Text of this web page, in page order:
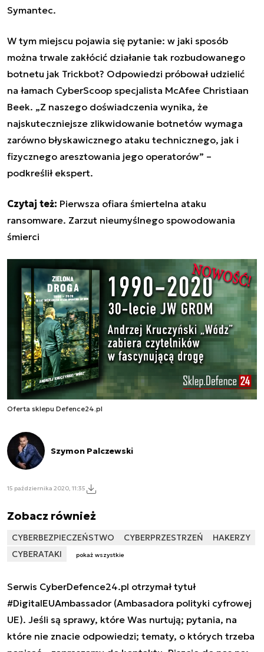
Symantec.
W tym miejscu pojawia się pytanie: w jaki sposób
można trwale zakłócić działanie tak rozbudowanego
botnetu jak Trickbot? Odpowiedzi próbował udzielić
na łamach CyberScoop specjalista McAfee Christiaan
Beek. „Z naszego doświadczenia wynika, że ​​
najskuteczniejsze zlikwidowanie botnetów wymaga
zarówno błyskawicznego ataku technicznego, jak i
fizycznego aresztowania jego operatorów” –
podkreślił ekspert.
Czytaj też: Pierwsza ofiara śmiertelna ataku
ransomware. Zarzut nieumyślnego spowodowania
śmierci
Oferta sklepu Defence24.pl
Szymon Palczewski
15 października 2020, 11:35
Zobacz również
CYBERBEZPIECZEŃSTWO CYBERPRZESTRZEŃ
HAKERZY
CYBERATAKI
pokaż wszystkie
Serwis CyberDefence24.pl otrzymał tytuł
#DigitalEUAmbassador (Ambasadora polityki cyfrowej
UE). Jeśli są sprawy, które Was nurtują; pytania, na
które nie znacie odpowiedzi; tematy, o których trzeba